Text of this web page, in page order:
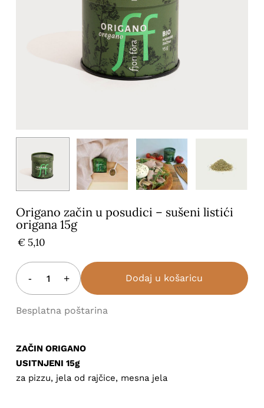
Origano začin u posudici – sušeni listići
origana 15g
€ 5,10
Dodaj u košaricu
Besplatna poštarina
ZAČIN ORIGANO
USITNJENI 15g
za pizzu, jela od rajčice, mesna jela
E-pošta